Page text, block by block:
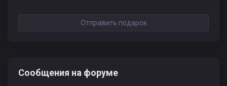
Отправить подарок
Сообщения на форуме